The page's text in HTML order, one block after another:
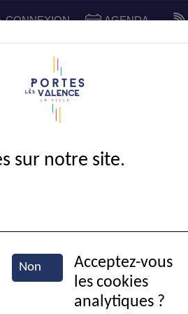
CONNEXION AGENDA
CADRE DE VIE SPORT
Mairie
sur notre site.
Non
Acceptez-vous
les cookies
analytiques ?